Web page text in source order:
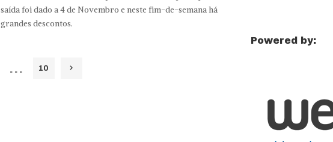
saída foi dado a 4 de Novembro e neste fim-de-semana há
grandes descontos.
… 10
Powered by: